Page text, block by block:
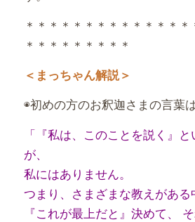
＊＊＊＊＊＊＊＊＊＊＊＊＊＊
＊＊＊＊＊＊＊＊＊
＜まっちゃん解説＞
◉初めの方のお釈迦さまの言葉は
「『私は、このことを説く』
が、
私にはありません。
つまり、さまざまな教えがある
『これが最上だと』決めて、